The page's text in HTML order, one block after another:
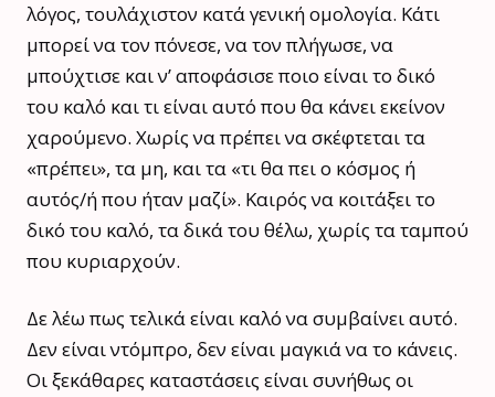
λόγος, τουλάχιστον κατά γενική ομολογία. Κάτι
μπορεί να τον πόνεσε, να τον πλήγωσε, να
μπούχτισε και ν’ αποφάσισε ποιο είναι το δικό
του καλό και τι είναι αυτό που θα κάνει εκείνον
χαρούμενο. Χωρίς να πρέπει να σκέφτεται τα
«πρέπει», τα μη, και τα «τι θα πει ο κόσμος ή
αυτός/ή που ήταν μαζί». Καιρός να κοιτάξει το
δικό του καλό, τα δικά του θέλω, χωρίς τα ταμπού
που κυριαρχούν.
Δε λέω πως τελικά είναι καλό να συμβαίνει αυτό.
Δεν είναι ντόμπρο, δεν είναι μαγκιά να το κάνεις.
Οι ξεκάθαρες καταστάσεις είναι συνήθως οι